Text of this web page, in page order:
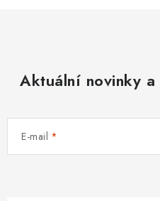
Aktuální novinky
E-mail